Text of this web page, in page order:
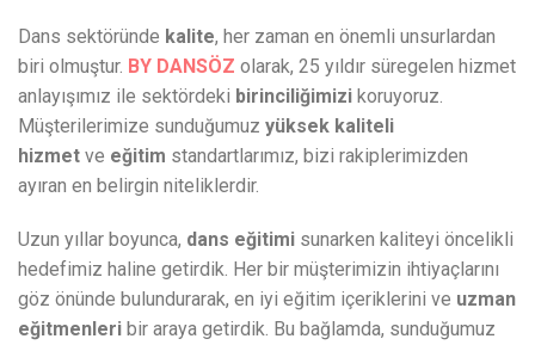
Dans sektöründe kalite, her zaman en önemli unsurlardan
biri olmuştur. BY DANSÖZ olarak, 25 yıldır süregelen hizmet
anlayışımız ile sektördeki birinciliğimizi koruyoruz.
Müşterilerimize sunduğumuz yüksek kaliteli
hizmet ve eğitim standartlarımız, bizi rakiplerimizden
ayıran en belirgin niteliklerdir.
Uzun yıllar boyunca, dans eğitimi sunarken kaliteyi öncelikli
hedefimiz haline getirdik. Her bir müşterimizin ihtiyaçlarını
göz önünde bulundurarak, en iyi eğitim içeriklerini ve uzman
eğitmenleri bir araya getirdik. Bu bağlamda, sunduğumuz